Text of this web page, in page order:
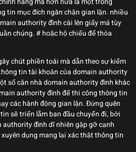
tin mục đích ngăn chặn gian lận. nhiều
authority đình cài lên giấy má tùy
chúng. # hoặc hộ chiếu để thỏa
chút phiền toái mà dẫn theo sự kiểm
tin tài khoản của domain authority
số căn nhà domain authority đình khác
authority đình để thi công thông tin
các hành động gian lận. Đừng quên
sẽ triển lẵm ban đầu chuyển đi, bởi
đình dĩ nhiên gặp gỡ cạnh
dụng mang lại xác thật thông tin